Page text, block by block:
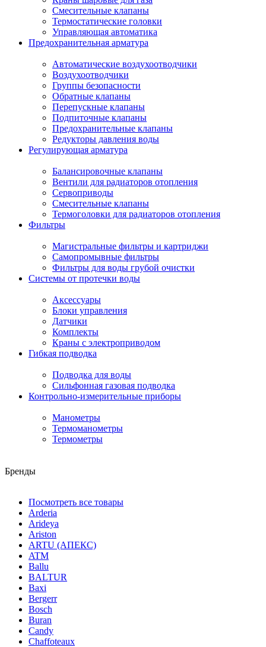
Смесительные клапаны
Термостатические головки
Управляющая автоматика
Предохранительная арматура
Автоматические воздухоотводчики
Воздухоотводчики
Группы безопасности
Обратные клапаны
Перепускные клапаны
Подпиточные клапаны
Предохранительные клапаны
Редукторы давления воды
Регулирующая арматура
Балансировочные клапаны
Вентили для радиаторов отопления
Сервоприводы
Смесительные клапаны
Термоголовки для радиаторов отопления
Фильтры
Магистральные фильтры и картриджи
Самопромывные фильтры
Фильтры для воды грубой очистки
Системы от протечки воды
Аксессуары
Блоки управления
Датчики
Комплекты
Краны с электроприводом
Гибкая подводка
Подводка для воды
Сильфонная газовая подводка
Контрольно-измерительные приборы
Манометры
Термоманометры
Термометры
Бренды
Посмотреть все товары
Arderia
Arideya
Ariston
ARTU (АПЕКС)
ATM
Ballu
BALTUR
Baxi
Bergerr
Bosch
Buran
Candy
Chaffoteaux